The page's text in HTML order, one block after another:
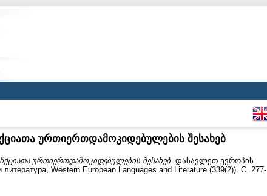
ურთიერთდამოკიდებულების შესახებ
ურთიერთდამოკიდებულების შესახებ. დასავლეთ ევროპის
Western European Languages and Literature (339(2)). С. 277-